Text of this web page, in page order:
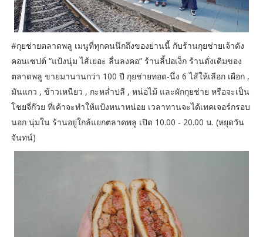
#กุยช่ายตลาดพลู เมนูที่ทุกคนนึกถึงของย่านนี้ กับร้านกุยช่ายเจ้าดัง
คอนเซปต์ “แป้งนุ่ม ไส้เยอะ ลื่นลงคอ” ร้านลี้ปอเง็ก ร้านดั่งเดิมของ
ตลาดพลู ขายมานานกว่า 100 ปี กุยช่ายทอด-นึ่ง 6 ไส้ให้เลือก เผือก ,
มันแกว , ข้าวเหนียว , กะหล่ำปลี , หน่อไม้ และผักกุยช่าย หรือจะเป็น
โชยจี่ก๊วย ที่เค้าจะทำให้แป้งหนาหน่อย เวลาทานจะได้เทคเจอร์กรอบ
นอก นุ่มใน ร้านอยู่ใกล้แยกตลาดพลู เปิด 10.00 - 20.00 น. (หยุดวัน
จันทน์)